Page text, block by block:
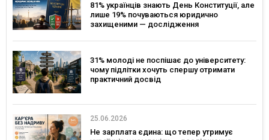
81% українців знають День Конституції, але
лише 19% почуваються юридично
захищеними — дослідження
31% молоді не поспішає до університету:
чому підлітки хочуть спершу отримати
практичний досвід
25.06.2026
Не зарплата єдина: що тепер утримує